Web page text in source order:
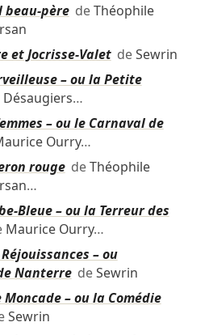
beau-pèredeThéophile
et Jocrisse-ValetdeSewrin
– ou la Petite
Désaugiers…
– ou le Carnaval de
Ourry…
rougedeThéophile
…
Bleue – ou la Terreur des
Maurice Ourry…
– ou
NanterredeSewrin
– ou la Comédie
Sewrin